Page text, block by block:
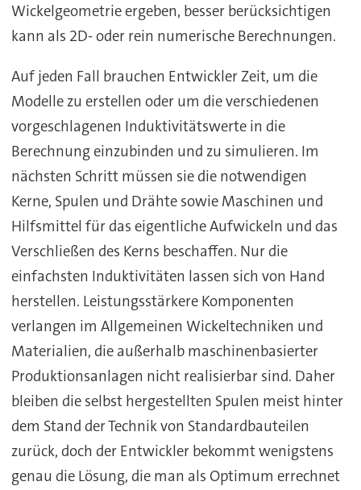
Wickelgeometrie ergeben, besser berücksichtigen
kann als 2D- oder rein numerische Berechnungen.
Auf jeden Fall brauchen Entwickler Zeit, um die
Modelle zu erstellen oder um die verschiedenen
vorgeschlagenen Induktivitätswerte in die
Berechnung einzubinden und zu simulieren. Im
nächsten Schritt müssen sie die notwendigen
Kerne, Spulen und Drähte sowie Maschinen und
Hilfsmittel für das eigentliche Aufwickeln und das
Verschließen des Kerns beschaffen. Nur die
einfachsten Induktivitäten lassen sich von Hand
herstellen. Leistungsstärkere Komponenten
verlangen im Allgemeinen Wickeltechniken und
Materialien, die außerhalb maschinenbasierter
Produktionsanlagen nicht realisierbar sind. Daher
bleiben die selbst hergestellten Spulen meist hinter
dem Stand der Technik von Standardbauteilen
zurück, doch der Entwickler bekommt wenigstens
genau die Lösung, die man als Optimum errechnet